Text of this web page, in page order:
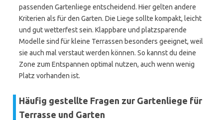
passenden Gartenliege entscheidend. Hier gelten andere
Kriterien als für den Garten. Die Liege sollte kompakt, leicht
und gut wetterfest sein. Klappbare und platzsparende
Modelle sind für kleine Terrassen besonders geeignet, weil
sie auch mal verstaut werden können. So kannst du deine
Zone zum Entspannen optimal nutzen, auch wenn wenig
Platz vorhanden ist.
Häufig gestellte Fragen zur Gartenliege für
Terrasse und Garten